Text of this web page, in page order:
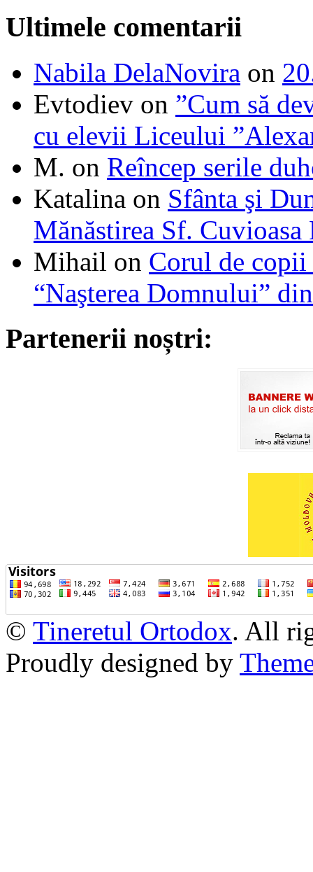
Ultimele comentarii
Nabila DelaNovira on
Evtodiev on ”Cum să
cu elevii Liceului
M. on Reîncep serile
Katalina on Sfânta şi
Mănăstirea Sf. Cuvioasa
Mihail on Corul de
“Naşterea Domnului”
Partenerii noștri:
© Tineretul Ortodox. All
Proudly designed by